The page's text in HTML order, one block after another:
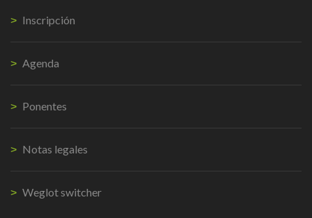
Inscripción
Agenda
Ponentes
Notas legales
Weglot switcher